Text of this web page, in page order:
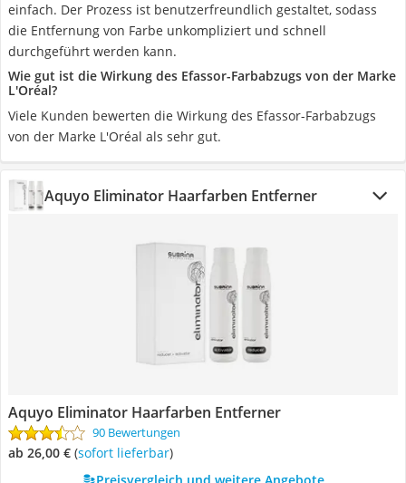
einfach. Der Prozess ist benutzerfreundlich gestaltet, sodass
die Entfernung von Farbe unkompliziert und schnell
durchgeführt werden kann.
Wie gut ist die Wirkung des Efassor-Farbabzugs von der Marke
L'Oréal?
Viele Kunden bewerten die Wirkung des Efassor-Farbabzugs
von der Marke L'Oréal als sehr gut.
Aquyo Eliminator Haarfarben Entferner
Aquyo Eliminator Haarfarben Entferner
90 Bewertungen
ab 26,00 € ( Sofort lieferbar)